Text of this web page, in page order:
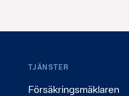
TJÄNSTER
Försäkringsmäklaren